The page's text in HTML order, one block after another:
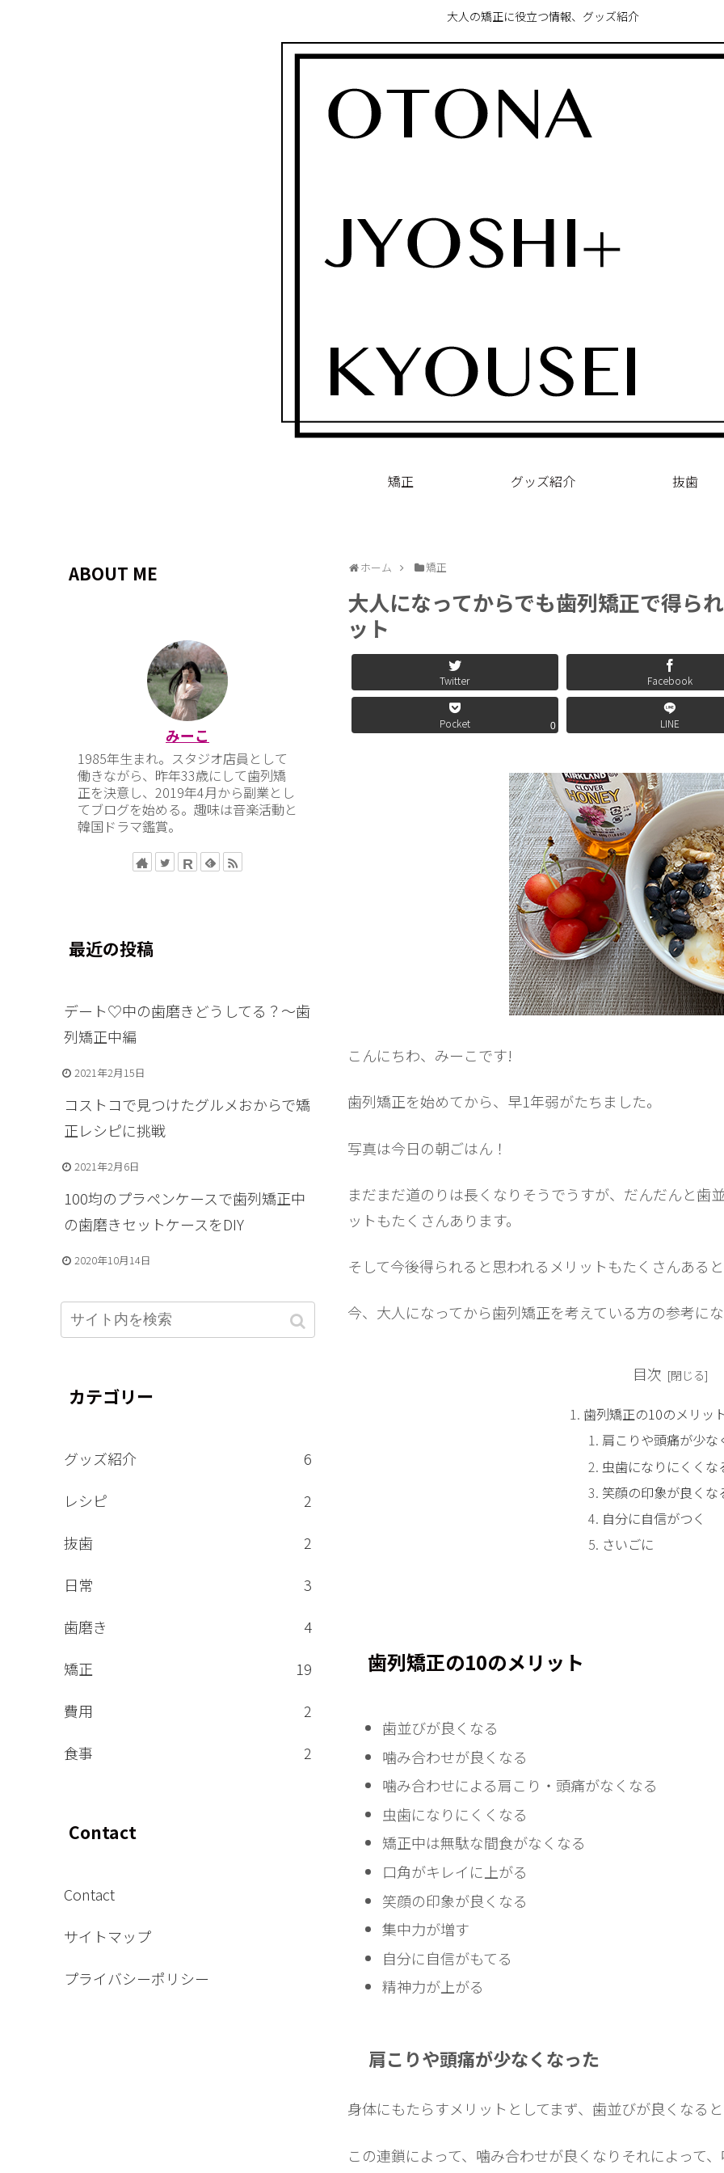
大人の矯正に役立つ情報、グッズ紹介
矯正 グッズ紹介 抜歯
ホーム 矯正
大人になってからでも歯列矯正で得ら
ット
Twitter Facebook
Pocket 0 LINE
こんにちわ、みーこです!
歯列矯正を始めてから、早1年弱がたちました。
写真は今日の朝ごはん！
まだまだ道のりは長くなりそうでうすが、だんだんと歯
ットもたくさんあります。
そして今後得られると思われるメリットもたくさんある
今、大人になってから歯列矯正を考えている方の参考に
目次
歯列矯正の10のメリッ
肩こりや頭痛が少な
虫歯になりにくくな
笑顔の印象が良くな
自分に自信がつく
さいごに
歯列矯正の10のメリット
歯並びが良くなる
噛み合わせが良くなる
噛み合わせによる肩こり・頭痛がなくなる
虫歯になりにくくなる
矯正中は無駄な間食がなくなる
口角がキレイに上がる
笑顔の印象が良くなる
集中力が増す
自分に自信がもてる
精神力が上がる
肩こりや頭痛が少なくなった
身体にもたらすメリットとしてまず、歯並びが良くなる
この連鎖によって、噛み合わせが良くなりそれによって
ABOUT ME
みーこ
1985年生まれ。スタジオ店員として
働きながら、昨年33歳にして歯列矯
正を決意し、2019年4月から副業とし
てブログを始める。趣味は音楽活動と
韓国ドラマ鑑賞。
最近の投稿
デート♡中の歯磨きどうしてる？〜歯
列矯正中編
2021年2月15日
コストコで見つけたグルメおからで矯
正レシピに挑戦
2021年2月6日
100均のプラペンケースで歯列矯正中
の歯磨きセットケースをDIY
2020年10月14日
カテゴリー
グッズ紹介
6
レシピ
2
抜歯
2
日常
3
歯磨き
4
矯正
19
費用
2
食事
2
Contact
Contact
サイトマップ
プライバシーポリシー